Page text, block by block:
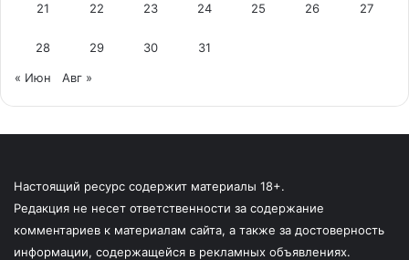
21 22 23 24 25 26 27
28 29 30 31
« Июн Авг »
Настоящий ресурс содержит материалы 18+.
Редакция не несет ответственности за содержание
комментариев к материалам сайта, а также за достоверность
информации, содержащейся в рекламных объявлениях.